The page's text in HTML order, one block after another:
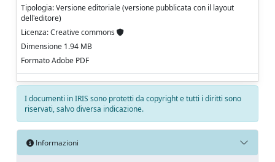
Tipologia: Versione editoriale (versione pubblicata con il layout
dell'editore)
Licenza: Creative commons
Dimensione 1.94 MB
Formato Adobe PDF
I documenti in IRIS sono protetti da copyright e tutti i diritti sono
riservati, salvo diversa indicazione.
Informazioni